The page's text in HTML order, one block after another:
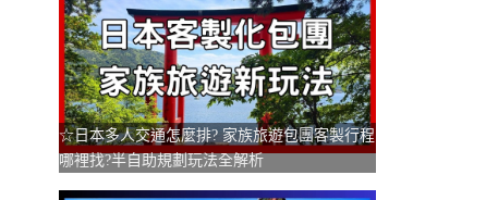
☆日本多人交通怎麼排? 家族旅遊包團客製行程
哪裡找?半自助規劃玩法全解析